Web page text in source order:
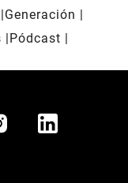
Generación
Pódcast